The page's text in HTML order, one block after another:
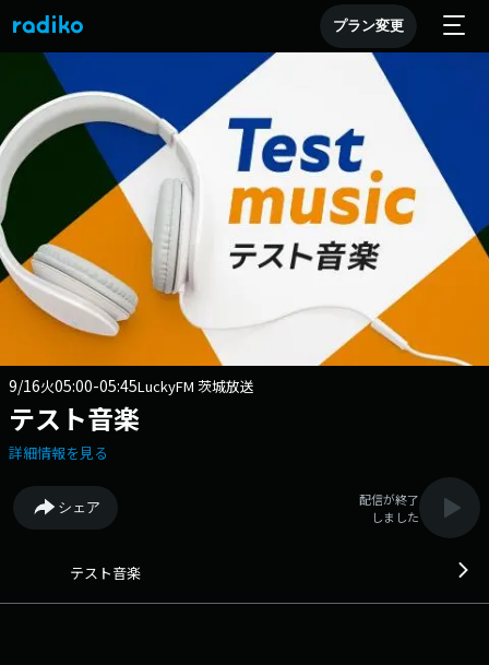
プラン変更
9/16火05:00-05:45LuckyFM 茨城放送
テスト音楽
詳細情報を見る
シェア
配信が終了
しました
テスト音楽